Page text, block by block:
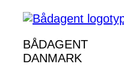
BÅDAGENT
DANMARK